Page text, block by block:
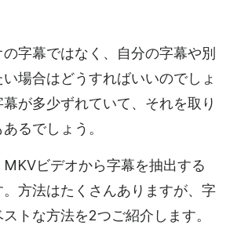
の字幕ではなく、自分の字幕や別
場合はどうすればいいのでしょ
が多少ずれていて、それを取り
るでしょう。
ビデオから字幕を抽出する
方法はたくさんありますが、字
トな方法を2つご紹介します。